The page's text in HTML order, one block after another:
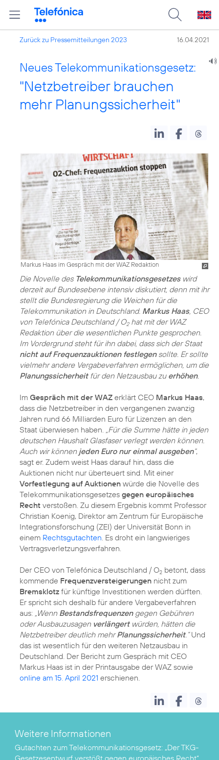
Zurück zu Pressemitteilungen 2023 16.04.2021
Neues Telekommunikationsgesetz:
"Netzbetreiber brauchen
mehr Planungssicherheit"
Markus Haas im Gespräch mit der WAZ Redaktion
Die Novelle des Telekommunikationsgesetzeswird
derzeit auf Bundesebene intensiv diskutiert, denn mit ihr
stellt die Bundesregierung die Weichen für die
Telekommunikation in Deutschland. Markus Haas, CEO
von Telefónica Deutschland / O2hat mit der WAZ
Redaktion über die wesentlichen Punkte gesprochen.
Im Vordergrund steht für ihn dabei, dass sich der Staat
nicht auf Frequenzauktionen festlegensollte. Er sollte
vielmehr andere Vergabeverfahren ermöglichen, um die
Planungssicherheitfür den Netzausbau zu erhöhen.
Im Gespräch mit der WAZ erklärt CEO Markus Haas,
dass die Netzbetreiber in den vergangenen zwanzig
Jahren rund 66 Milliarden Euro für Lizenzen an den
Staat überwiesen haben.
„Für die Summe hätte in jeden
deutschen Haushalt Glasfaser verlegt werden können.
Auch wir können jeden Euro nur einmal ausgeben“,
sagt er. Zudem weist Haas darauf hin, dass die
Auktionen nicht nur überteuert sind. Mit einer
Vorfestlegung auf Auktionen würde die Novelle des
Telekommunikationsgesetzes gegen europäisches
Recht verstoßen. Zu diesem Ergebnis kommt Professor
Christian Koenig, Direktor am Zentrum für Europäische
Integrationsforschung (ZEI) der Universität Bonn in
einem Rechtsgutachten . Es droht ein langwieriges
Vertragsverletzungsverfahren.
Der CEO von Telefónica Deutschland / O2 betont, dass
kommende Frequenzversteigerungen nicht zum
Bremsklotz für künftige Investitionen werden dürften.
Er spricht sich deshalb für andere Vergabeverfahren
aus: „Wenn Bestandsfrequenzengegen Gebühren
oder Ausbauzusagen verlängertwürden, hätten die
Netzbetreiber deutlich mehrPlanungssicherheit.“Und
das ist wesentlich für den weiteren Netzausbau in
Deutschland. Der Bericht zum Gespräch mit CEO
Markus Haas ist in der Printausgabe der WAZ sowie
online am 15. April 2021
Weitere Informationen
Gutachten zum Telekommunikationsgesetz: „Der TKG-
Gesetzesentwurf verstößt gegen europäisches Recht“